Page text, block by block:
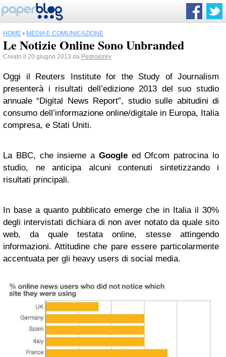
HOME › MEDIA E COMUNICAZIONE
Le Notizie Online Sono Unbranded
Creato il 20 giugno 2013 da Pedroelrey
Oggi il Reuters Institute for the Study of Journalism
presenterà i risultati dell’edizione 2013 del suo studio
annuale “Digital News Report”, studio sulle abitudini di
consumo dell’informazione online/digitale in Europa, Italia
compresa, e Stati Uniti.
La BBC, che insieme a Googleed Ofcom patrocina lo
studio, ne anticipa alcuni contenuti sintetizzando i
risultati principali.
In base a quanto pubblicato emerge che in Italia il 30%
degli intervistati dichiara di non aver notato da quale sito
web, da quale testata online, stesse attingendo
informazioni. Attitudine che pare essere particolarmente
accentuata per gli heavy users di social media.